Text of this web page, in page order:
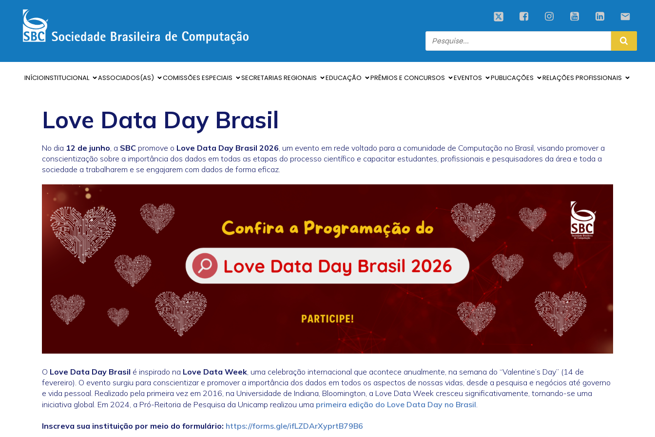
INÍCIOINSTITUCIONAL ASSOCIADOS(AS) COMISSÕES ESPECIAIS SECRETARIAS REGIONAIS EDUCAÇÃO PRÊMIOS E CONCURSOS EVENTOS PUBLICAÇÕES RELAÇÕES PROFISSIONAIS
Love Data Day Brasil
No dia 12 de junho, a SBC promove o Love Data Day Brasil 2026, um evento em rede voltado para a comunidade de Computação no Brasil, visando promover a
conscientização sobre a importância dos dados em todas as etapas do processo científico e capacitar estudantes, profissionais e pesquisadores da área e toda a
sociedade a trabalharem e se engajarem com dados de forma eficaz.
O Love Data Day Brasil é inspirado na Love Data Week, uma celebração internacional que acontece anualmente, na semana do “Valentine’s Day” (14 de
fevereiro). O evento surgiu para conscientizar e promover a importância dos dados em todos os aspectos de nossas vidas, desde a pesquisa e negócios até governo
e vida pessoal. Realizado pela primeira vez em 2016, na Universidade de Indiana, Bloomington, a Love Data Week cresceu significativamente, tornando-se uma
iniciativa global. Em 2024, a Pró-Reitoria de Pesquisa da Unicamp realizou uma primeira edição do Love Data Day no Brasil.
Inscreva sua instituição por meio do formulário: https://forms.gle/ifLZDArXyprtB79B6